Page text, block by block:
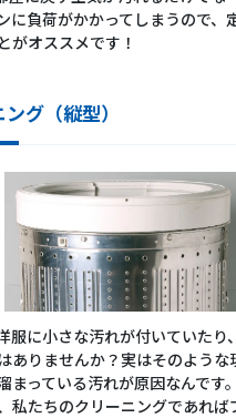
に負荷がかかってしまうので、
がオススメです！
グ（縦型）
服に小さな汚れが付いていたり
ありませんか？実はそのような
まっている汚れが原因なんです
私たちのクリーニングであれば